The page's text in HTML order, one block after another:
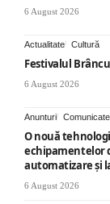
6 August 2026
Actualitate Cultură
Festivalul
6 August 2026
Anunturi
O nouă
echipamentelor
automatizare și
6 August 2026